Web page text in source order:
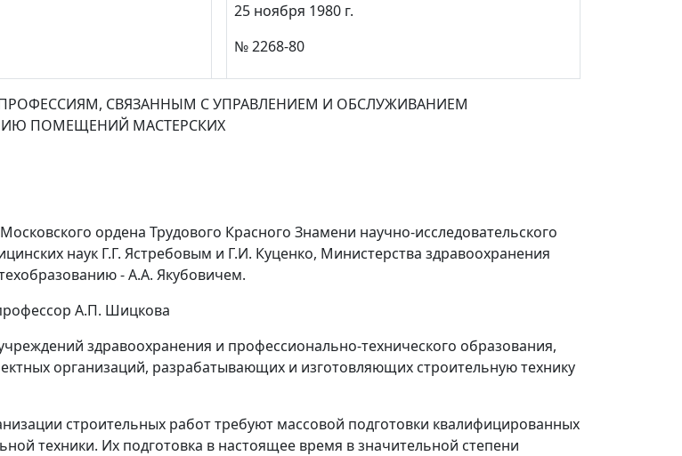
25 ноября 1980 г.
№ 2268-80
СВЯЗАННЫМ С УПРАВЛЕНИЕМ И ОБСЛУЖИВАНИЕМ
ПОМЕЩЕНИЙ МАСТЕРСКИХ
ордена Трудового Красного Знамени научно-исследовательского
наук Г.Г. Ястребовым и Г.И. Куценко, Министерства здравоохранения
- А.А. Якубовичем.
А.П. Шицкова
здравоохранения и профессионально-технического образования,
организаций, разрабатывающих и изготовляющих строительную технику
строительных работ требуют массовой подготовки квалифицированных
техники. Их подготовка в настоящее время в значительной степени